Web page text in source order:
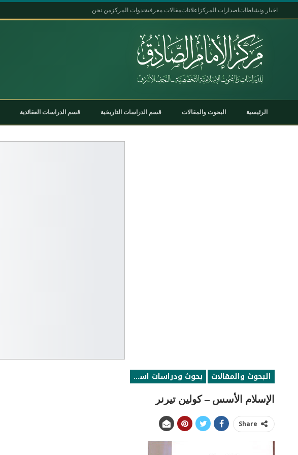
اخبار ونشاطات اصدارات المركز اعلاناتمقالات معرفيةندوات المركز من نحن
الرئيسية البحوث والمقالات قسم الدراسات التاريخية قسم الدراسات العقائدية
البحوث والمقالات بحوث ودراسات اسلامية
الإسلام الأسس – كولين تيرنر
Share